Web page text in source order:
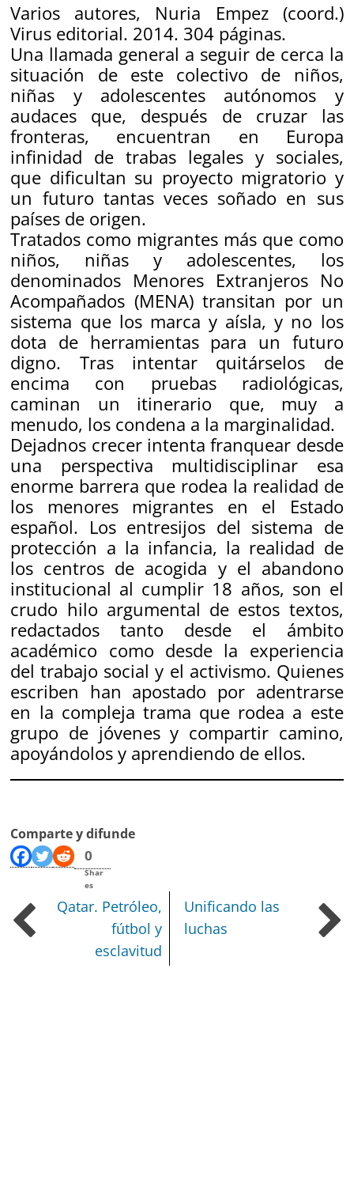
Varios autores, Nuria Empez (coord.)
Virus editorial. 2014. 304 páginas.
Una llamada general a seguir de cerca la
situación de este colectivo de niños,
niñas y adolescentes autónomos y
audaces que, después de cruzar las
fronteras, encuentran en Europa
infinidad de trabas legales y sociales,
que dificultan su proyecto migratorio y
un futuro tantas veces soñado en sus
países de origen.
Tratados como migrantes más que como
niños, niñas y adolescentes, los
denominados Menores Extranjeros No
Acompañados (MENA) transitan por un
sistema que los marca y aísla, y no los
dota de herramientas para un futuro
digno. Tras intentar quitárselos de
encima con pruebas radiológicas,
caminan un itinerario que, muy a
menudo, los condena a la marginalidad.
Dejadnos crecerintenta franquear desde
una perspectiva multidisciplinar esa
enorme barrera que rodea la realidad de
los menores migrantes en el Estado
español. Los entresijos del sistema de
protección a la infancia, la realidad de
los centros de acogida y el abandono
institucional al cumplir 18 años, son el
crudo hilo argumental de estos textos,
redactados tanto desde el ámbito
académico como desde la experiencia
del trabajo social y el activismo. Quienes
escriben han apostado por adentrarse
en la compleja trama que rodea a este
grupo de jóvenes y compartir camino,
apoyándolos y aprendiendo de ellos.
Comparte y difunde
0
Shar
es
Qatar. Petróleo,
fútbol y
esclavitud
Unificando las
luchas